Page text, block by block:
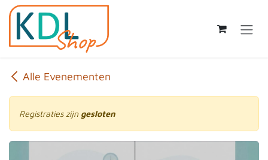
Overslaan naar inhoud
Alle Evenementen
Registraties zijn gesloten